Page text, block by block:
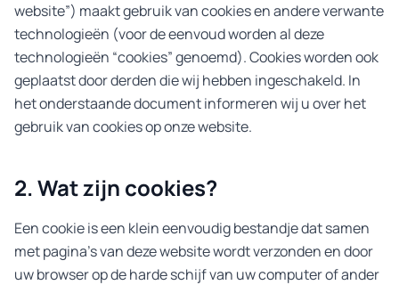
website”) maakt gebruik van cookies en andere verwante
technologieën (voor de eenvoud worden al deze
technologieën “cookies” genoemd). Cookies worden ook
geplaatst door derden die wij hebben ingeschakeld. In
het onderstaande document informeren wij u over het
gebruik van cookies op onze website.
2. Wat zijn cookies?
Een cookie is een klein eenvoudig bestandje dat samen
met pagina's van deze website wordt verzonden en door
uw browser op de harde schijf van uw computer of ander